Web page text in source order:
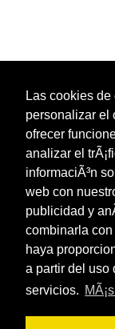
Las cookies
personalizar el
ofrecer
analizar el
informaciÃ³n
web con
publicidad y
combinarla con
haya
a partir del uso
servicios.
Añade Una